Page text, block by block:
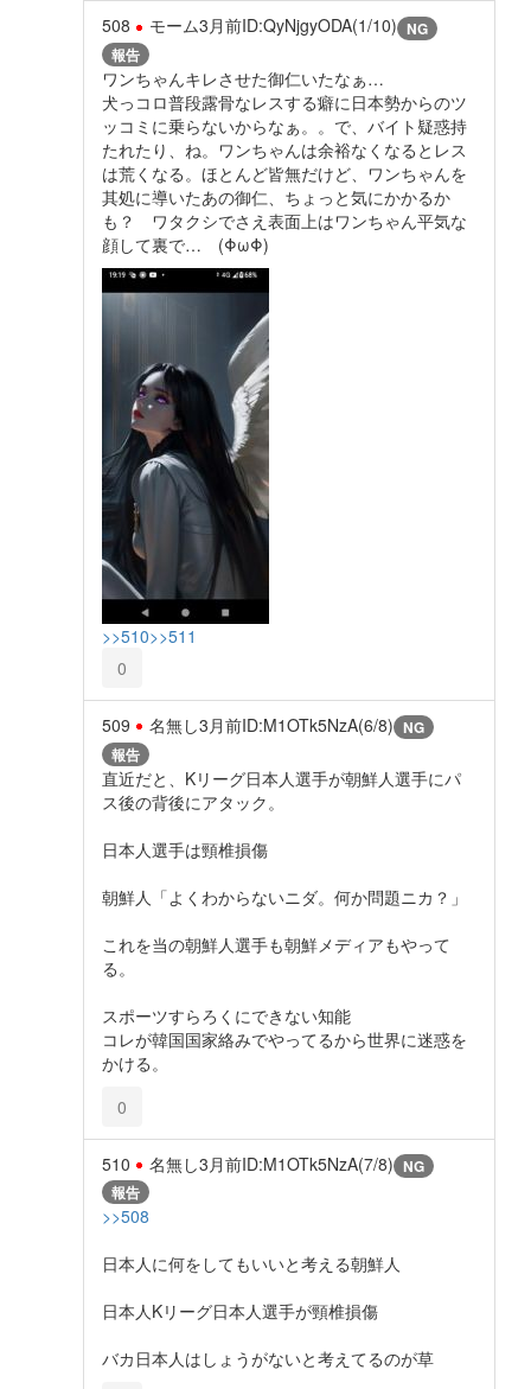
508 モーム3月前ID:QyNjgyODA(1/10) NG
報告
ワンちゃんキレさせた御仁いたなぁ…
犬っコロ普段露骨なレスする癖に日本勢からのツ
ッコミに乗らないからなぁ。。で、バイト疑惑持
たれたり、ね。ワンちゃんは余裕なくなるとレス
は荒くなる。ほとんど皆無だけど、ワンちゃんを
其処に導いたあの御仁、ちょっと気にかかるか
も？ ワタクシでさえ表面上はワンちゃん平気な
顔して裏で… (ΦωΦ)
>>510>>511
0
509 名無し3月前ID:M1OTk5NzA(6/8) NG
報告
直近だと、Kリーグ日本人選手が朝鮮人選手にパ
ス後の背後にアタック。
日本人選手は頸椎損傷
朝鮮人「よくわからないニダ。何か問題ニカ？」
これを当の朝鮮人選手も朝鮮メディアもやって
る。
スポーツすらろくにできない知能
コレが韓国国家絡みでやってるから世界に迷惑を
かける。
0
510 名無し3月前ID:M1OTk5NzA(7/8) NG
報告
>>508
日本人に何をしてもいいと考える朝鮮人
日本人Kリーグ日本人選手が頸椎損傷
バカ日本人はしょうがないと考えてるのが草